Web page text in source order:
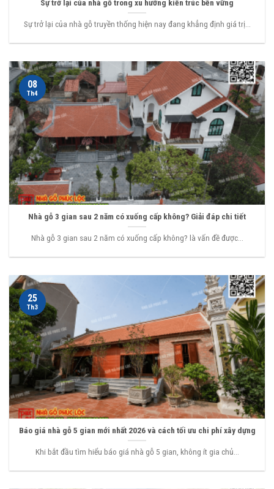
Sự trở lại của nhà gỗ trong xu hướng kiến trúc bền vững
Sự trở lại của nhà gỗ truyền thống hiện nay đang khẳng định giá trị...
Nhà gỗ 3 gian sau 2 năm có xuống cấp không? Giải đáp chi tiết
Nhà gỗ 3 gian sau 2 năm có xuống cấp không? là vấn đề được...
08
Th4
Báo giá nhà gỗ 5 gian mới nhất 2026 và cách tối ưu chi phí xây dựng
Khi bắt đầu tìm hiểu báo giá nhà gỗ 5 gian, không ít gia chủ...
25
Th3